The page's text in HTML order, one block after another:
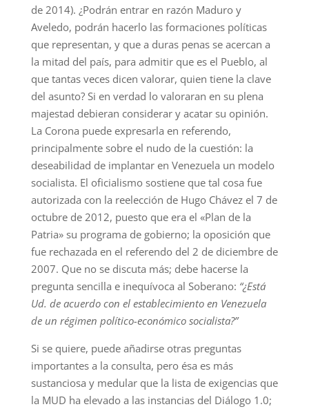
de 2014). ¿Podrán entrar en razón Maduro y
Aveledo, podrán hacerlo las formaciones políticas
que representan, y que a duras penas se acercan a
la mitad del país, para admitir que es el Pueblo, al
que tantas veces dicen valorar, quien tiene la clave
del asunto? Si en verdad lo valoraran en su plena
majestad debieran considerar y acatar su opinión.
La Corona puede expresarla en referendo,
principalmente sobre el nudo de la cuestión: la
deseabilidad de implantar en Venezuela un modelo
socialista. El oficialismo sostiene que tal cosa fue
autorizada con la reelección de Hugo Chávez el 7 de
octubre de 2012, puesto que era el «Plan de la
Patria» su programa de gobierno; la oposición que
fue rechazada en el referendo del 2 de diciembre de
2007. Que no se discuta más; debe hacerse la
pregunta sencilla e inequívoca al Soberano: “¿Está
Ud. de acuerdo con el establecimiento en Venezuela
de un régimen político-económico socialista?”
Si se quiere, puede añadirse otras preguntas
importantes a la consulta, pero ésa es más
sustanciosa y medular que la lista de exigencias que
la MUD ha elevado a las instancias del Diálogo 1.0;